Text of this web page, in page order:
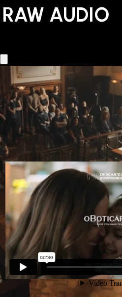
RAW AUDIO
RAW AUDIO